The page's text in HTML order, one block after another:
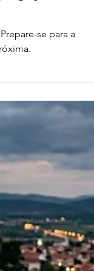
passará sem
se para a